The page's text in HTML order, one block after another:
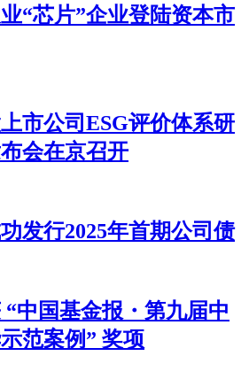
“芯片”企业登陆资本市
上市公司ESG评价体系研
会在京召开
发行2025年首期公司债
“中国基金报・第九届中
范案例” 奖项